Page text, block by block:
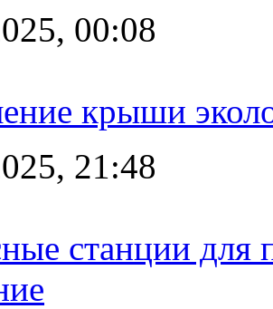
00:08
крыши
21:48
станции для